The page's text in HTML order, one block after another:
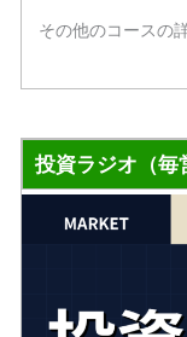
その他のコースの
投資ラジオ（毎